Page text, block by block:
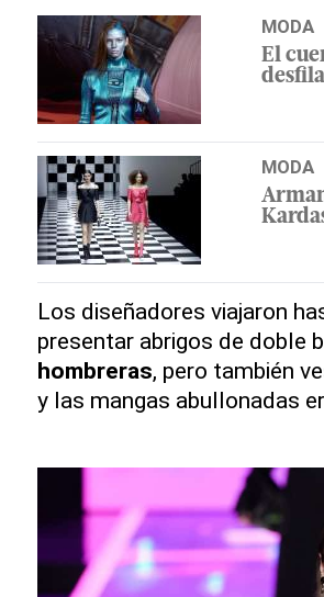
MODA
El
MODA
Los diseñadores viajaron
presentar abrigos de doble
hombreras, pero también
y las mangas abullonadas